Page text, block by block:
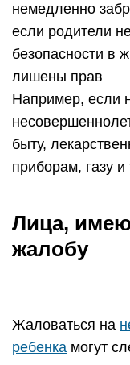
немедленно
если родители
безопасности в
лишены прав
Например, если
быту,
приборам, газу и
Лица,
жалобу
Жаловаться на
ребенка могут